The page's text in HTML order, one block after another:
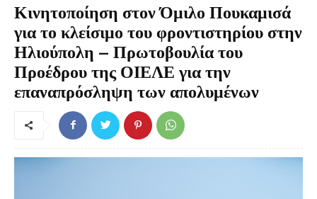
Κινητοποίηση στον Όμιλο Πουκαμισά
για το κλείσιμο του φροντιστηρίου στην
Ηλιούπολη – Πρωτοβουλία του
Προέδρου της ΟΙΕΛΕ για την
επαναπρόσληψη των απολυμένων